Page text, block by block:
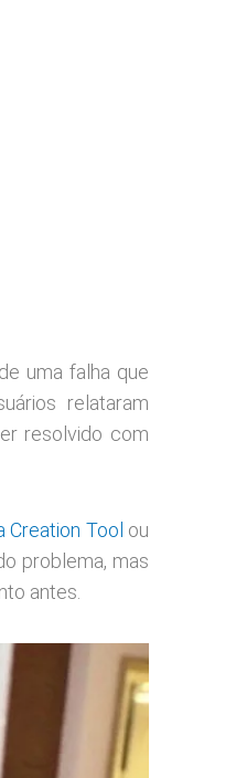
uma falha que
relataram
resolvido com
Creation Tool ou
problema, mas
antes.